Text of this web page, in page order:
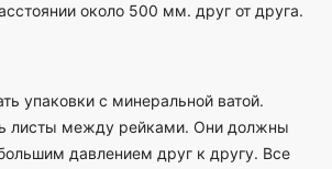
около 500 мм. друг от друга.
упаковки с минеральной ватой.
листы между рейками. Они должны
давлением друг к другу. Все